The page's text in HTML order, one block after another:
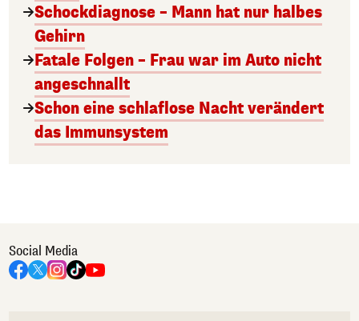
Schockdiagnose – Mann hat nur halbes
Gehirn
Fatale Folgen – Frau war im Auto nicht
angeschnallt
Schon eine schlaflose Nacht verändert
das Immunsystem
Social Media